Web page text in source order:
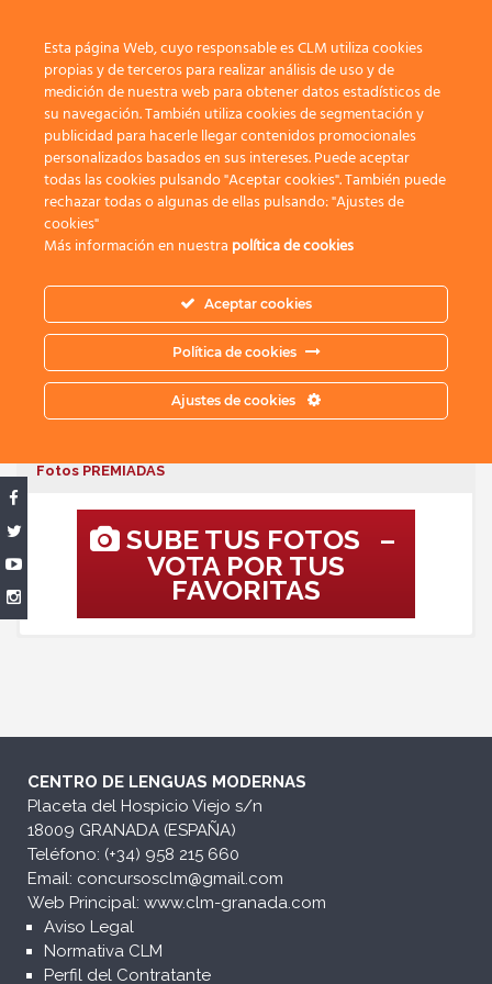
Concurso de
Fotografía
Primavera 2020
¡Ya puedes enviar tus fotografías!
Fotos PARTICIPANTES
Fotos PREMIADAS
SUBE TUS FOTOS –
VOTA POR TUS
FAVORITAS
¡Hasta el 30 de abril de 2020 no
sabremos cuales son las 20
fotos finalistas!
¡Hasta el 14 de mayo 2020 no
sabremos cuales son las fotos
ganadoras!
CENTRO DE LENGUAS MODERNAS
Placeta del Hospicio Viejo s/n
18009 GRANADA (ESPAÑA)
Teléfono: (+34) 958 215 660
Email: concursosclm@gmail.com
Web Principal: www.clm-granada.com
Aviso Legal
Normativa CLM
Perfil del Contratante
Esta página Web, cuyo responsable es CLM utiliza cookies
propias y de terceros para realizar análisis de uso y de
medición de nuestra web para obtener datos estadísticos de
su navegación. También utiliza cookies de segmentación y
publicidad para hacerle llegar contenidos promocionales
personalizados basados en sus intereses. Puede aceptar
todas las cookies pulsando "Aceptar cookies". También puede
rechazar todas o algunas de ellas pulsando: "Ajustes de
cookies"
Más información en nuestra política de cookies
Aceptar cookies
Política de cookies
Ajustes de cookies